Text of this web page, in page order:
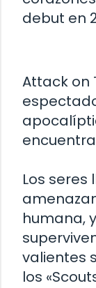
debut en
Attack on
Los seres
humana,
valientes
los